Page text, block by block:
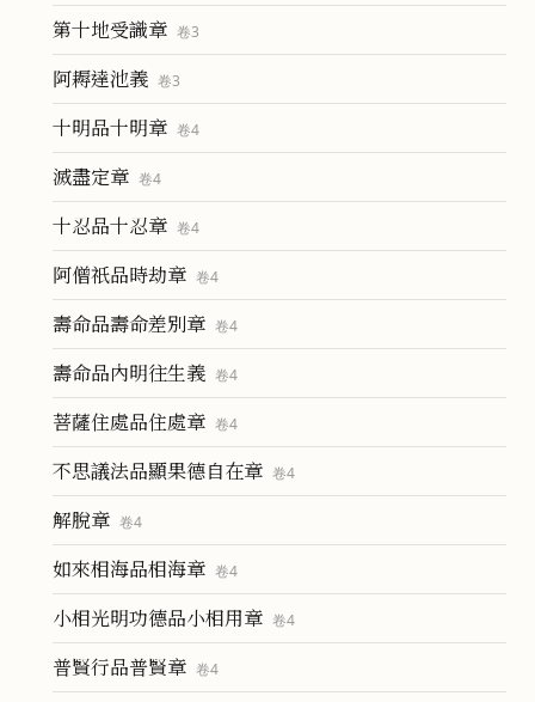
第十地受識章 卷3
阿耨達池義 卷3
十明品十明章 卷4
滅盡定章 卷4
十忍品十忍章 卷4
阿僧祇品時劫章 卷4
壽命品壽命差別章 卷4
壽命品內明往生義 卷4
菩薩住處品住處章 卷4
不思議法品顯果德自在章 卷4
解脫章 卷4
如來相海品相海章 卷4
小相光明功德品小相用章 卷4
普賢行品普賢章 卷4